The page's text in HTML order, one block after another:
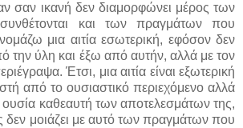
σαν ικανή δεν διαμορφώνει μέρος των
και των πραγμάτων που
μια αιτία εσωτερική, εφόσον δεν
την ύλη και έξω από αυτήν, αλλά με τον
Έτσι, μια αιτία είναι εξωτερική
από το ουσιαστικό περιεχόμενο αλλά
ουσία καθεαυτή των αποτελεσμάτων της,
δεν μοιάζει με αυτό των πραγμάτων που